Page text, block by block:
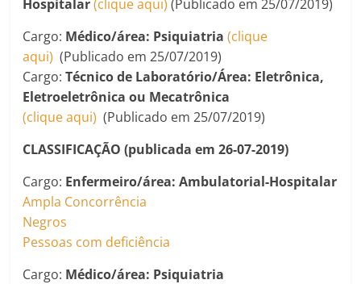
Hospitalar(clique aqui) (Publicado em 25/07/2019)
Cargo: Médico/área: Psiquiatria(clique
aqui) (Publicado em 25/07/2019)
Cargo:Técnico de Laboratório/Área: Eletrônica,
Eletroeletrônica ou Mecatrônica
(clique aqui) (Publicado em 25/07/2019)
CLASSIFICAÇÃO (publicada em 26-07-2019)
Cargo: Enfermeiro/área: Ambulatorial-Hospitalar
Ampla Concorrência
Negros
Pessoas com deficiência
Cargo: Médico/área: Psiquiatria